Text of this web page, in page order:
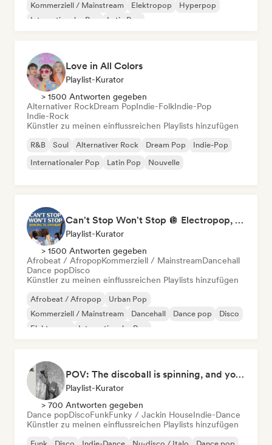
Kommerziell / Mainstream
Elektropop
Hyperpop
Internationaler Pop
Latin Pop
Love in All Colors
Playlist-Kurator
> 1500 Antworten gegeben
Alternativer RockDream PopIndie-FolkIndie-Pop
Indie-Rock
Künstler zu meinen einflussreichen Playlists hinzufügen
R&B Soul Alternativer Rock Dream Pop
Indie-Pop
Internationaler Pop
Latin Pop Nouvelle
Can't Stop Won't Stop 🪩 Electropop, Dance-Pop & Nu Disco
Playlist-Kurator
> 1500 Antworten gegeben
Afrobeat / AfropopKommerziell / MainstreamDancehall
Dance popDisco
Künstler zu meinen einflussreichen Playlists hinzufügen
Afrobeat / Afropop
Urban Pop
Kommerziell / Mainstream
Dancehall Dance pop
Disco
Elektropop
Internationaler Pop
POV: The discoball is spinning, and you’re the star
Playlist-Kurator
> 700 Antworten gegeben
Dance popDiscoFunkFunky / Jackin HouseIndie-Dance
Künstler zu meinen einflussreichen Playlists hinzufügen